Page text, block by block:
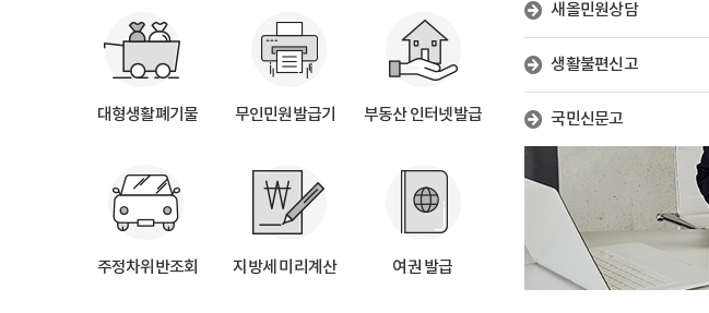
대형생활폐기물 무인민원발급기 부동산 인터넷발급
주정차위반조회 지방세 미리계산 여권 발급
새올민원상담
생활불편신고
국민신문고